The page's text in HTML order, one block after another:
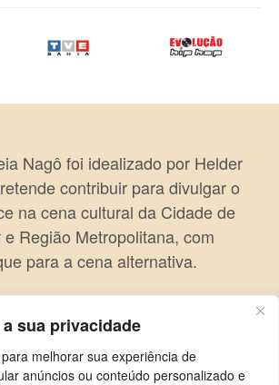
sua privacidade
melhorar sua experiência de
anúncios ou conteúdo personalizado e
Nagô foi idealizado por Helder
contribuir para divulgar o
na cena cultural da Cidade de
e Região Metropolitana, com
para a cena alternativa.